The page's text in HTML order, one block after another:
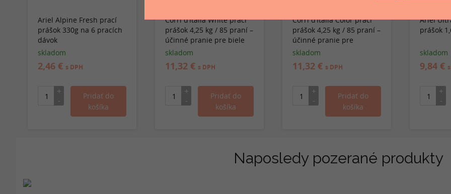
Ariel Alpine Fresh prací
prášok 330g na 6 pracích
dávok
skladom
2,46 € s DPH
Corri d’Italia White prací
prášok 4,25 kg / 85 praní –
účinné pranie pre biele
prádlo
skladom
11,32 € s DPH
Corri d’Italia Color prací
prášok 4,25 kg / 85 praní –
účinné pranie pre
farebnú bielizeň
skladom
11,32 € s DPH
Ariel
prášok
skladom
9,84 €
Naposledy pozerané produkty